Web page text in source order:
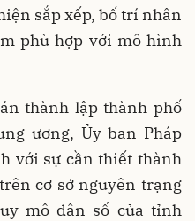
sắp xếp, bố trí nhân
phù hợp với mô hình
thành lập thành phố
ương, Ủy ban Pháp
với sự cần thiết thành
cơ sở nguyên trạng
mô dân số của tỉnh